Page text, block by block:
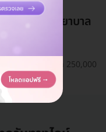
มและโรงพยาบาล
ในมือคุณ ลูกค้ากว่า 250,000